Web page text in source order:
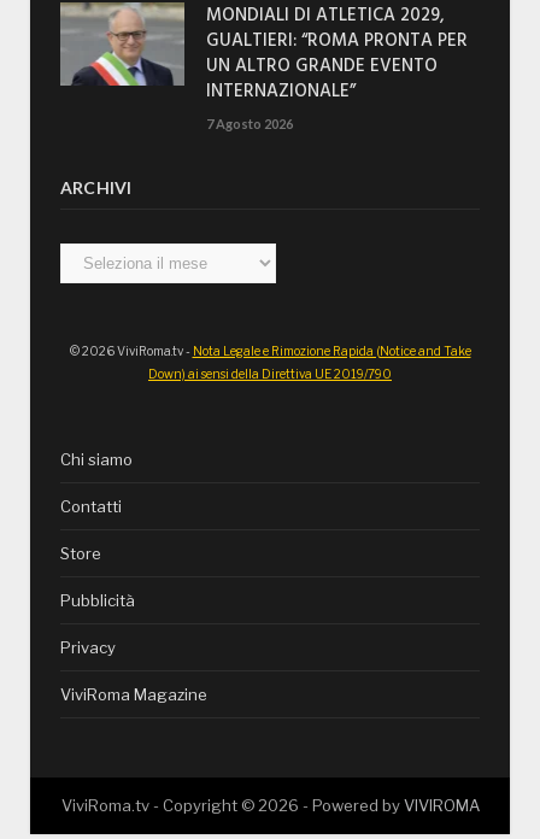
MONDIALI DI ATLETICA 2029,
GUALTIERI: “ROMA PRONTA PER
UN ALTRO GRANDE EVENTO
INTERNAZIONALE”
7 Agosto 2026
ARCHIVI
Archivi
© 2026 ViviRoma.tv - Nota Legale e Rimozione Rapida (Notice and Take
Down) ai sensi della Direttiva UE 2019/790
Chi siamo
Contatti
Store
Pubblicità
Privacy
ViviRoma Magazine
ViviRoma.tv - Copyright ©2026 - Powered byVIVIROMA